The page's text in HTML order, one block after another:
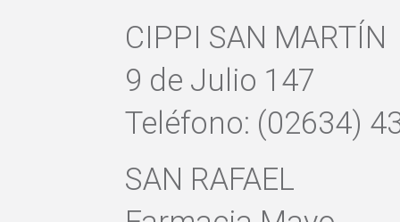
CIPPI SAN MARTÍN
9 de Julio 147
Teléfono: (02634)
SAN RAFAEL